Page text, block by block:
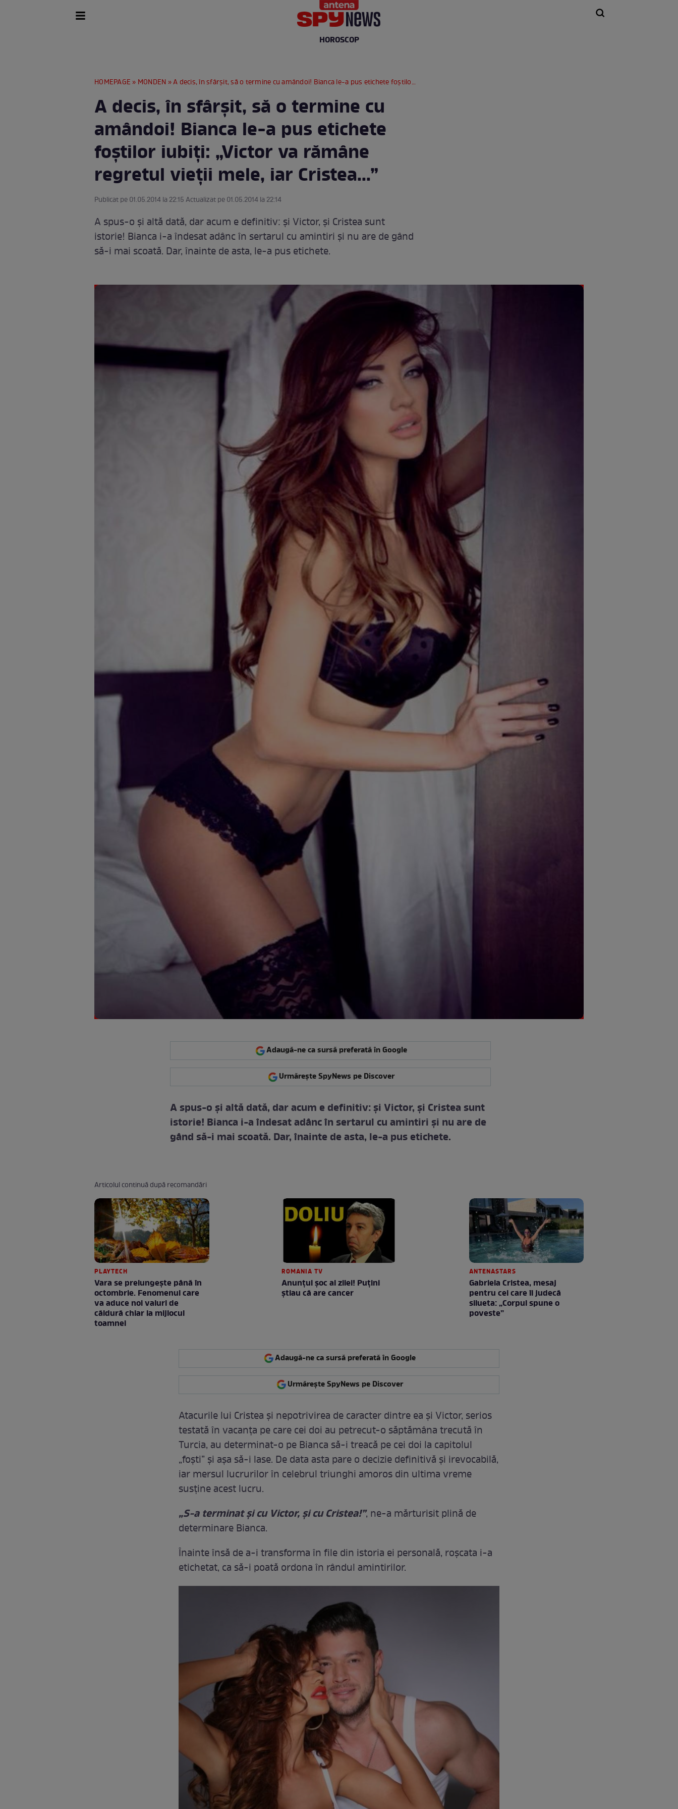
HOROSCOP
HOMEPAGE » MONDEN » A decis, în sfârşit, să o termine cu amândoi! Bianca le-a pus etichete foştilor iubiţi: „Victor va rămâne regretul vieţii mele, iar Cristea...”
A decis, în sfârşit, să o termine cu
amândoi! Bianca le-a pus etichete
foştilor iubiţi: „Victor va rămâne
regretul vieţii mele, iar Cristea...”
Publicat pe 01.05.2014 la 22:15 Actualizat pe 01.05.2014 la 22:14
A spus-o şi altă dată, dar acum e definitiv: şi Victor, şi Cristea sunt
istorie! Bianca i-a îndesat adânc în sertarul cu amintiri şi nu are de gând
să-i mai scoată. Dar, înainte de asta, le-a pus etichete.
Adaugă-ne ca sursă preferată în Google
Urmărește SpyNews pe Discover
A spus-o şi altă dată, dar acum e definitiv: şi Victor, şi Cristea sunt
istorie! Bianca i-a îndesat adânc în sertarul cu amintiri şi nu are de
gând să-i mai scoată. Dar, înainte de asta, le-a pus etichete.
Articolul continuă după recomandări
PLAYTECH
Vara se prelungeşte până în
octombrie. Fenomenul care
va aduce noi valuri de
căldură chiar la mijlocul
toamnei
ROMANIA TV
Anunţul şoc al zilei! Puţini
ştiau că are cancer
ANTENASTARS
Gabriela Cristea, mesaj
pentru cei care îi judecă
silueta: „Corpul spune o
poveste”
Adaugă-ne ca sursă preferată în Google
Urmărește SpyNews pe Discover
Atacurile lui Cristea şi nepotrivirea de caracter dintre ea şi Victor, serios
testată în vacanţa pe care cei doi au petrecut-o săptămâna trecută în
Turcia, au determinat-o pe Bianca să-i treacă pe cei doi la capitolul
„foşti” şi aşa să-i lase. De data asta pare o decizie definitivă şi irevocabilă,
iar mersul lucrurilor în celebrul triunghi amoros din ultima vreme
susţine acest lucru.
„S-a terminat şi cu Victor, şi cu Cristea!”, ne-a mărturisit plină de
determinare Bianca.
Înainte însă de a-i transforma în file din istoria ei personală, roşcata i-a
etichetat, ca să-i poată ordona în rândul amintirilor.